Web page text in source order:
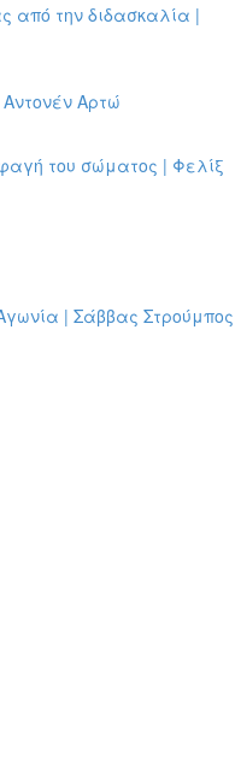
από την διδασκαλία |
Αρτώ
του σώματος | Φελίξ
| Σάββας Στρούμπος